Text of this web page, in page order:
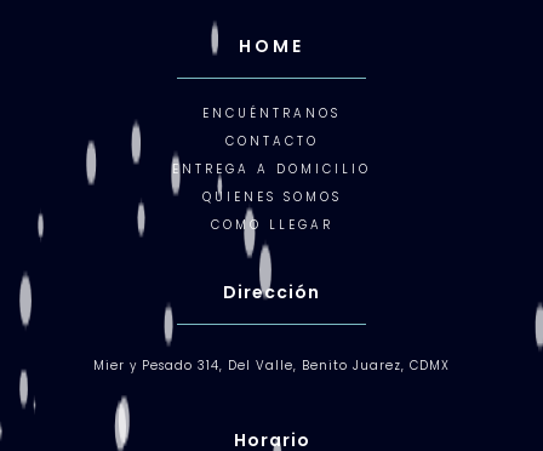
HOME
ENCUÉNTRANOS
CONTACTO
ENTREGA A DOMICILIO
QUIENES SOMOS
COMO LLEGAR
Dirección
Mier y Pesado 314, Del Valle, Benito Juarez, CDMX
Horario